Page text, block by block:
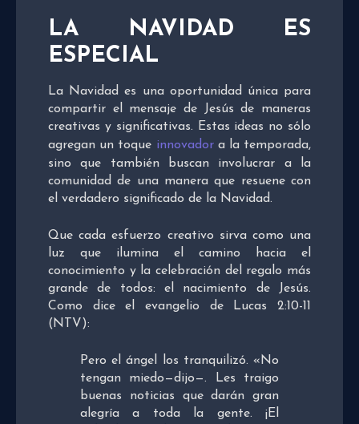
LA NAVIDAD ES
ESPECIAL
La Navidad es una oportunidad única para
compartir el mensaje de Jesús de maneras
creativas y significativas. Estas ideas no sólo
agregan un toque innovadora la temporada,
sino que también buscan involucrar a la
comunidad de una manera que resuene con
el verdadero significado de la Navidad.
Que cada esfuerzo creativo sirva como una
luz que ilumina el camino hacia el
conocimiento y la celebración del regalo más
grande de todos: el nacimiento de Jesús.
Como dice el evangelio de Lucas 2:10-11
(NTV):
Pero el ángel los tranquilizó. «No
tengan miedo—dijo—. Les traigo
buenas noticias que darán gran
alegría a toda la gente. ¡El